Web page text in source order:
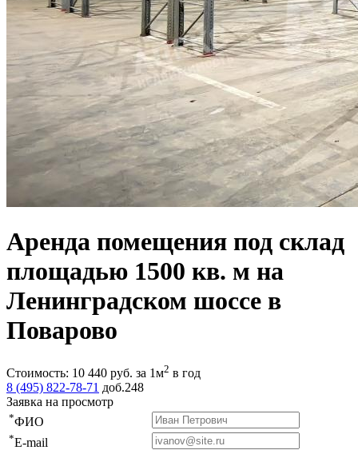
Аренда помещения под склад
площадью 1500 кв. м на
Ленинградском шоссе в
Поварово
Стоимость: 10 440 руб. за 1м2 в год
8 (495) 822-78-71 доб.248
Заявка на просмотр
*ФИО
*E-mail